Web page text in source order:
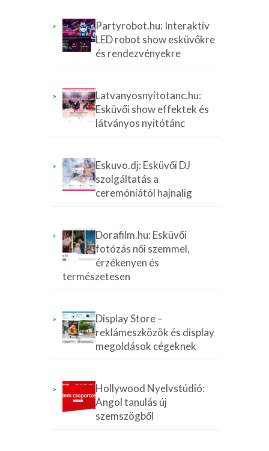
Partyrobot.hu: Interaktív
LED robot show esküvőkre
és rendezvényekre
Latvanyosnyitotanc.hu:
Esküvői show effektek és
látványos nyitótánc
Eskuvo.dj: Esküvői DJ
szolgáltatás a
ceremóniától hajnalig
Dorafilm.hu: Esküvői
fotózás női szemmel,
érzékenyen és
természetesen
Display Store –
reklámeszközök és display
megoldások cégeknek
Hollywood Nyelvstúdió:
Angol tanulás új
szemszögből